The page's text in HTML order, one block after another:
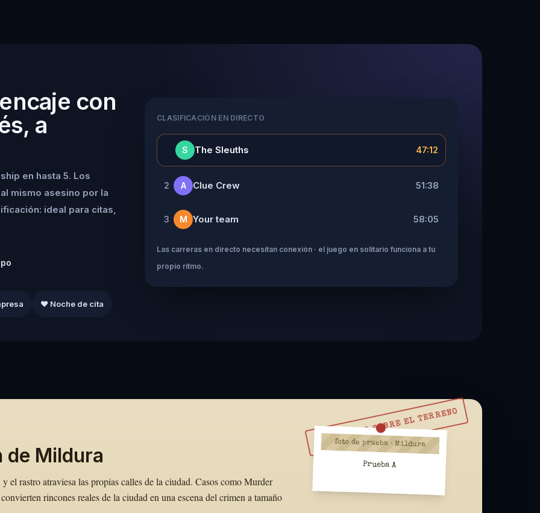
con
a
en hasta 5. Los
mismo asesino por la
ideal para citas,
❤️ Noche de cita
CLASIFICACIÓN EN DIRECTO
S The Sleuths 47:12
2 A Clue Crew 51:38
3 M Your team 58:05
Las carreras en directo necesitan conexión · el juego en solitario funciona a tu
propio ritmo.
RESUÉLVELO SOBRE EL TERRENO
de Mildura
el rastro atraviesa las propias calles de la ciudad. Casos como Murder
rincones reales de la ciudad en una escena del crimen a tamaño
foto de prueba · Mildura
Prueba A